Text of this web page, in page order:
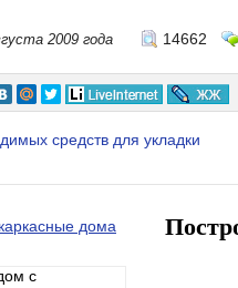
2009 года 14662
средств для укладки